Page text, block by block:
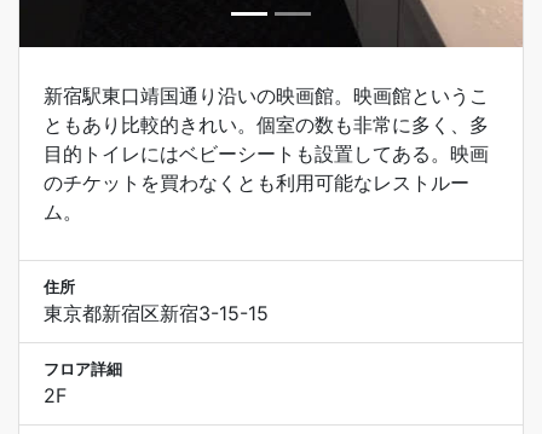
新宿駅東口靖国通り沿いの映画館。映画館というこ
ともあり比較的きれい。個室の数も非常に多く、多
目的トイレにはベビーシートも設置してある。映画
のチケットを買わなくとも利用可能なレストルー
ム。
住所
東京都新宿区新宿3-15-15
フロア詳細
2F